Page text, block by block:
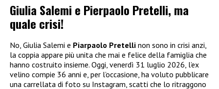
Giulia Salemi e Pierpaolo Pretelli, ma
quale crisi!
No, Giulia Salemi e Piarpaolo Pretelli non sono in crisi anzi,
la coppia appare più unita che mai e felice della famiglia che
hanno costruito insieme. Oggi, venerdì 31 luglio 2026, l’ex
velino compie 36 anni e, per l’occasione, ha voluto pubblicare
una carrellata di foto su Instagram, scatti che lo ritraggono